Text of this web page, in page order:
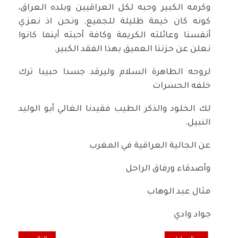
وكرمه الكبير وحبه لكل العراقيين وبلده العراق،
كونه كان خيمة ظليلة للجميع. ونحن اذ نعزي
أنفسنا وعائلته الكريمة وكافة أحبته أينما كانوا
نعلن عن حزننا العميق بهذا الفقد الكبير.
لروحه الطاهرة السلام وليرقد جسدا حبيبا ترك
خلفه الحسرات
لك الخلود والذكر الطيب فقيدنا الغالي أبو الوليد
النبيل.
عن الجالية العراقية في المغرب
وأصدقاء ورفاق الراحل
مثال عبد الوهاب
جواد وادي